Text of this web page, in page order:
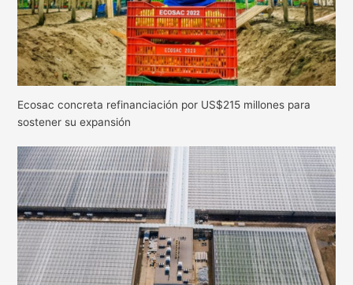
Ecosac concreta refinanciación por US$215 millones para
sostener su expansión